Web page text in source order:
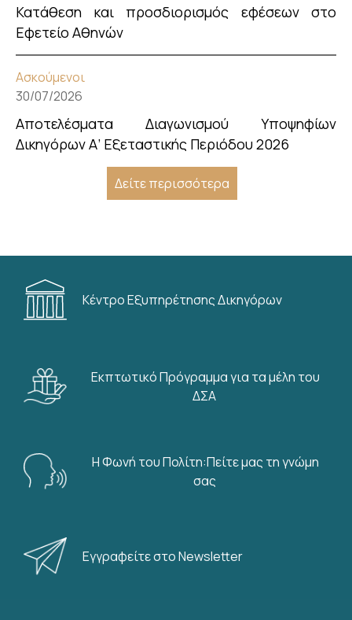
Κατάθεση και προσδιορισμός εφέσεων στο
Εφετείο Αθηνών
Ασκούμενοι
30/07/2026
Αποτελέσματα Διαγωνισμού Υποψηφίων
Δικηγόρων Α’ Εξεταστικής Περιόδου 2026
Δείτε περισσότερα
Κέντρο Εξυπηρέτησης Δικηγόρων
Εκπτωτικό Πρόγραμμα για τα μέλη του
ΔΣΑ
Η Φωνή του Πολίτη:Πείτε μας τη γνώμη
σας
Εγγραφείτε στο Newsletter